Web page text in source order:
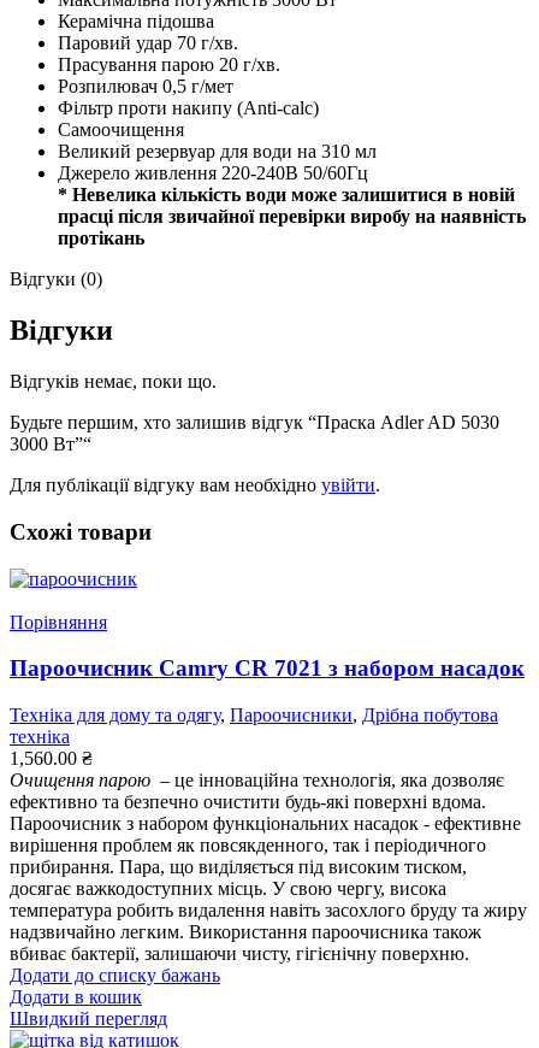
Керамічна підошва
Паровий удар 70 г/хв.
Прасування парою 20 г/хв.
Розпилювач 0,5 г/мет
Фільтр проти накипу (Anti-calc)
Самоочищення
Великий резервуар для води на 310 мл
Джерело живлення 220-240В 50/60Гц
* Невелика кількість води може залишитися в новій
прасці після звичайної перевірки виробу на наявність
протікань
Відгуки (0)
Відгуки
Відгуків немає, поки що.
Будьте першим, хто залишив відгук “Праска Adler AD 5030
3000 Вт”“
Для публікації відгуку вам необхідно увійти.
Схожі товари
Порівняння
Пароочисник Camry CR 7021 з набором насадок
Техніка для дому та одягу, Пароочисники, Дрібна побутова
техніка
1,560.00 ₴
Очищення парою – це інноваційна технологія, яка дозволяє
ефективно та безпечно очистити будь-які поверхні вдома.
Пароочисник з набором функціональних насадок - ефективне
вирішення проблем як повсякденного, так і періодичного
прибирання. Пара, що виділяється під високим тиском,
досягає важкодоступних місць. У свою чергу, висока
температура робить видалення навіть засохлого бруду та жиру
надзвичайно легким. Використання пароочисника також
вбиває бактерії, залишаючи чисту, гігієнічну поверхню.
Додати до списку бажань
Додати в кошик
Швидкий перегляд